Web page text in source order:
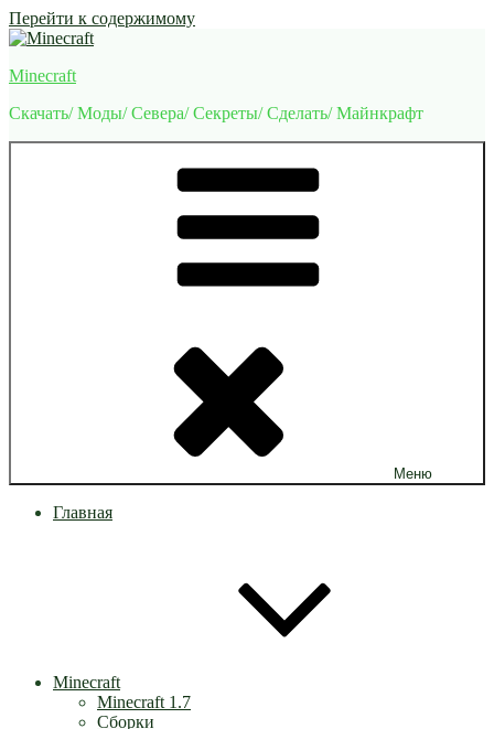
Перейти к содержимому
Minecraft
Скачать/ Моды/ Севера/ Секреты/ Сделать/ Майнкрафт
Меню
Главная
Minecraft
Minecraft 1.7
Сборки